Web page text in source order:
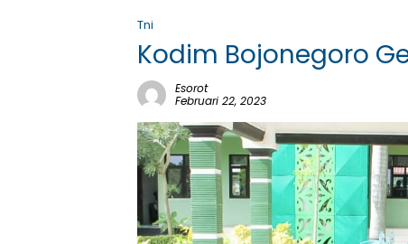
Tni
Kodim Bojonegoro
Esorot
Februari 22, 2023